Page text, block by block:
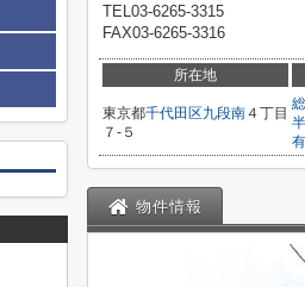
TEL03-6265-3315
FAX03-6265-3316
所在地
東京都千代田区九段南４丁目
７-５
物件情報